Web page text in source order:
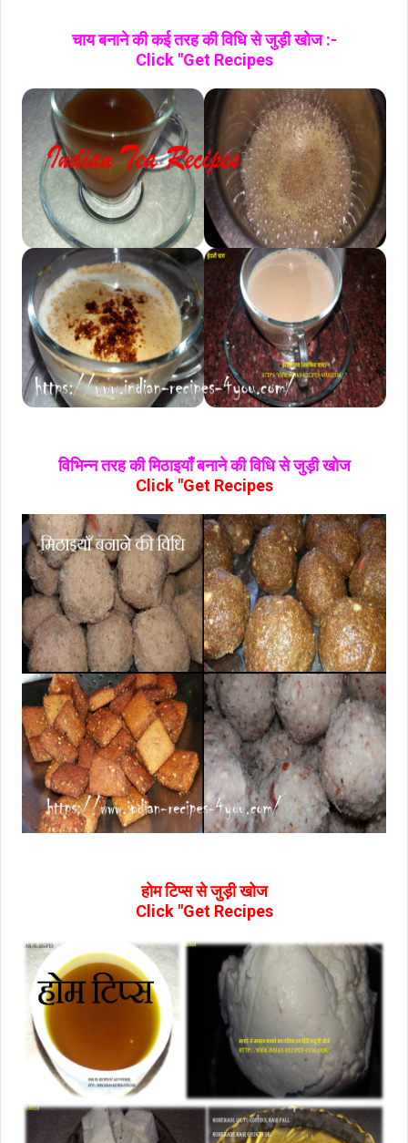
चाय बनाने की कई तरह की विधि से जुड़ी खोज :-
Click "Get Recipes
विभिन्न तरह की मिठाइयाँ बनाने की विधि से जुड़ी खोज
Click "Get Recipes
होम टिप्‍स से जुड़ी खोज
Click "Get Recipes